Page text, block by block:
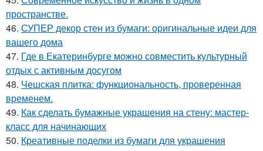
пространстве.
46. СУПЕР декор стен из бумаги: оригинальные идеи для
вашего дома
47. Где в Екатеринбурге можно совместить культурный
отдых с активным досугом
48. Чешская плитка: функциональность, проверенная
временем.
49. Как сделать бумажные украшения на стену: мастер-
класс для начинающих
50. Креативные поделки из бумаги для украшения